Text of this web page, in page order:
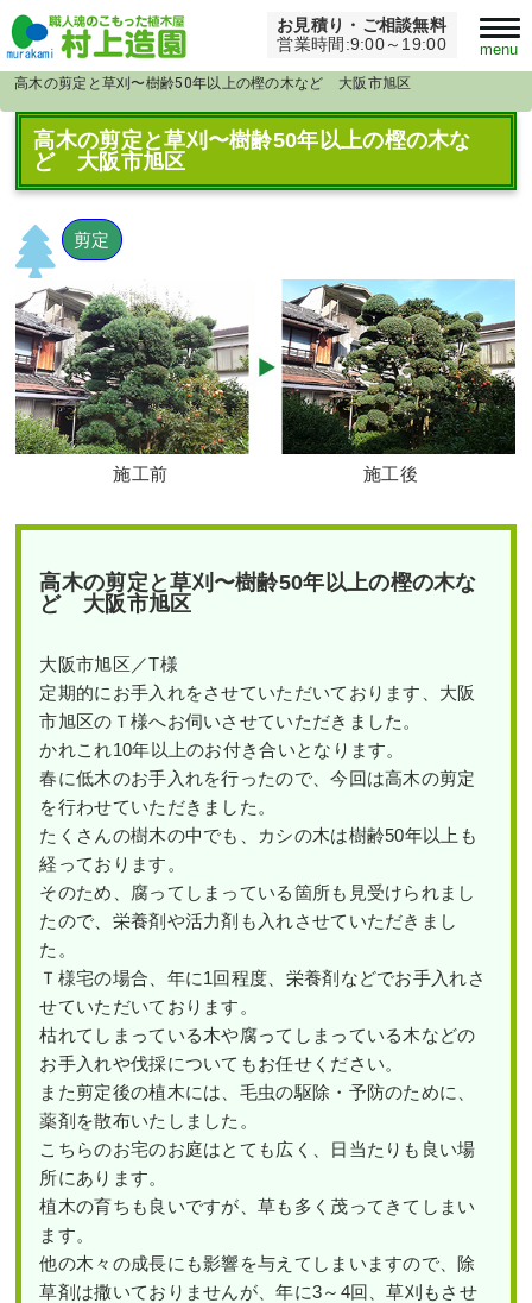
お見積り・ご相談無料
営業時間:9:00～19:00
menu
Home > 大阪府 >
高木の剪定と草刈〜樹齢50年以上の樫の木など 大阪市旭区
高木の剪定と草刈〜樹齢50年以上の樫の木な
ど 大阪市旭区
剪定
施工前 施工後
高木の剪定と草刈〜樹齢50年以上の樫の木な
ど 大阪市旭区
大阪市旭区／T様
定期的にお手入れをさせていただいております、大阪
市旭区のＴ様へお伺いさせていただきました。
かれこれ10年以上のお付き合いとなります。
春に低木のお手入れを行ったので、今回は高木の剪定
を行わせていただきました。
たくさんの樹木の中でも、カシの木は樹齢50年以上も
経っております。
そのため、腐ってしまっている箇所も見受けられまし
たので、栄養剤や活力剤も入れさせていただきまし
た。
Ｔ様宅の場合、年に1回程度、栄養剤などでお手入れさ
せていただいております。
枯れてしまっている木や腐ってしまっている木などの
お手入れや伐採についてもお任せください。
また剪定後の植木には、毛虫の駆除・予防のために、
薬剤を散布いたしました。
こちらのお宅のお庭はとても広く、日当たりも良い場
所にあります。
植木の育ちも良いですが、草も多く茂ってきてしまい
ます。
他の木々の成長にも影響を与えてしまいますので、除
草剤は撒いておりませんが、年に3～4回、草刈もさせ